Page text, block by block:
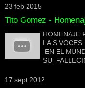
23 feb 2015
Tito Gomez -
HOMENAJE
LA S VOCES
EN EL
SU
17 sept 2012